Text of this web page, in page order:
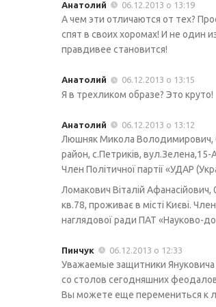
Анатолий 06.12.2013 о 13:19
А чем эти отличаются от тех?
спят в своих хоромах! И не один
правдивее становится!
Анатолий 06.12.2013 о 13:15
Я в трехликом образе? Это круто!
Анатолий 06.12.2013 о 13:12
Люшняк Микола Володимирович,
район, с.Петриків, вул.Зелена,15-
Член Політичної партії «УДАР
Ломакович Віталій
кв.78, проживає в місті Києві.
наглядової ради ПАТ «Науково-
Пинчук 06.12.2013 о 12:33
Уважаемые защитники
со столов сегодняшних
Вы можете еще перемениться к